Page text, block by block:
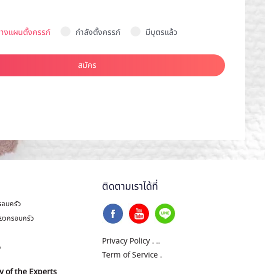
งแผนตั้งครรภ์
กำลังตั้งครรภ์ มีบุตรแล้ว
สมัคร
อบครัว
วครอบครัว
of the Experts
ติดตามเราได้ที่
Privacy Policy . ..
Term of Service .